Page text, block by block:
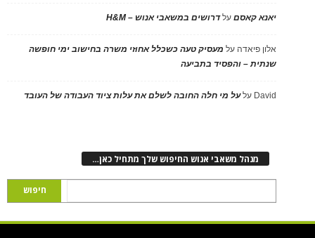
יאנא קאסםעלדרושים במשאבי אנוש – H&M
אלון פיאדה על מעסיק טעה כשכלל אחוזי משרה בחישוב ימי חופשה
שנתית – והפסיד בתביעה
David עלעל מי חלה החובה לשלם את עלות ציוד העבודה של העובד
מנהל משאבי אנוש החיפוש שלך מתחיל כאן…